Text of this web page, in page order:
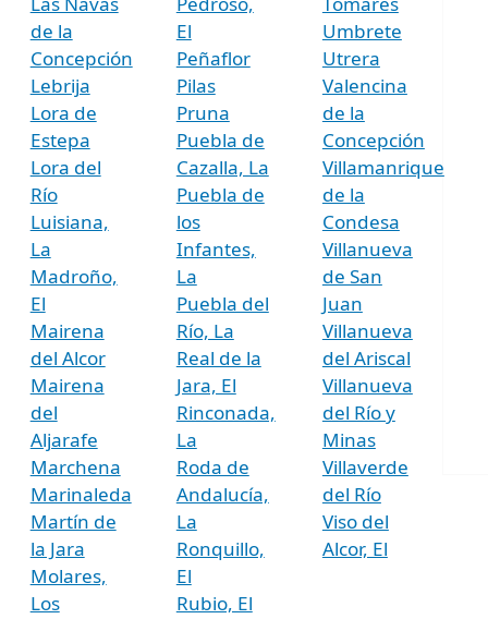
de la
Concepción
Lebrija
Lora de
Estepa
Lora del
Río
Luisiana,
La
Madroño,
El
Mairena
del Alcor
Mairena
del
Aljarafe
Marchena
Marinaleda
Martín de
la Jara
Molares,
Los
El
Peñaflor
Pilas
Pruna
Puebla de
Cazalla, La
Puebla de
los
Infantes,
La
Puebla del
Río, La
Real de la
Jara, El
Rinconada,
La
Roda de
Andalucía,
La
Ronquillo,
El
Rubio, El
Umbrete
Utrera
Valencina
de la
Concepción
Villamanrique
de la
Condesa
Villanueva
de San
Juan
Villanueva
del Ariscal
Villanueva
del Río y
Minas
Villaverde
del Río
Viso del
Alcor, El